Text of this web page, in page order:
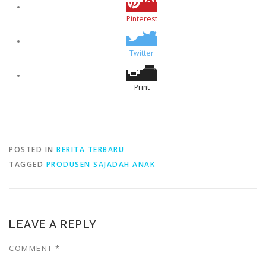
Pinterest
Twitter
Print
POSTED IN BERITA TERBARU
TAGGED PRODUSEN SAJADAH ANAK
LEAVE A REPLY
COMMENT *